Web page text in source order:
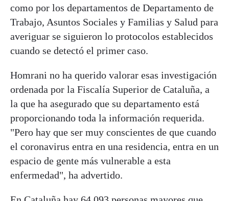
como por los departamentos de Departamento de
Trabajo, Asuntos Sociales y Familias y Salud para
averiguar se siguieron lo protocolos establecidos
cuando se detectó el primer caso.
Homrani no ha querido valorar esas investigación
ordenada por la Fiscalía Superior de Cataluña, a
la que ha asegurado que su departamento está
proporcionando toda la información requerida.
"Pero hay que ser muy conscientes de que cuando
el coronavirus entra en una residencia, entra en un
espacio de gente más vulnerable a esta
enfermedad", ha advertido.